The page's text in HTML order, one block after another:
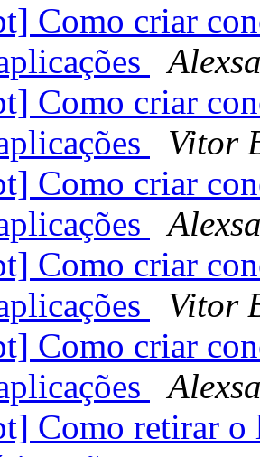
Como criar
Como criar
Vitor
Como criar
Como criar
Vitor
Como criar
Como retirar o